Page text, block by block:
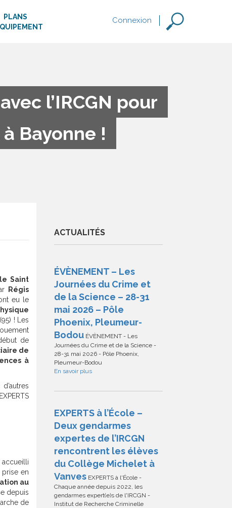
PLANS
Connexion
l’IRCGN pour
Bayonne !
Saint
Régis
eu le
! Les
de
de
à
accueilli
prise en
au
depuis
de
ACTUALITÉS
ÉVÈNEMENT – Les
Journées du Crime et
de la Science – 28-31
mai 2026 – Pôle
Phoenix, Pleumeur-
Bodou ÉVÈNEMENT - Les
Journées du Crime et de la Science -
28-31 mai 2026 - Pôle Phoenix,
Pleumeur-Bodou
En savoir plus
EXPERTS à l’École –
Deux gendarmes
expertes de l’IRCGN
rencontrent les élèves
du Collège Michelet à
Vanves EXPERTS à l'École -
Chaque année depuis 2022, les
gendarmes expert(e)s de l'IRCGN -
Institut de Recherche Criminelle